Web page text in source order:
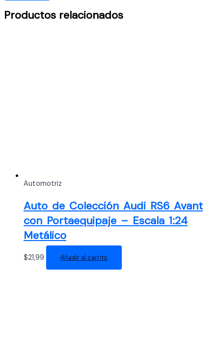
Productos relacionados
Automotriz
Auto de Colección Audi RS6 Avant
con Portaequipaje – Escala 1:24
Metálico
$21,99 Añadir al carrito